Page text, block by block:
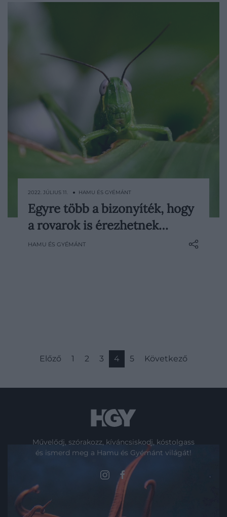
A rovarokat régóta ösztönös, agyatlan
teremtményeknek tekinti az emberiség,
2022. JÚLIUS 11. ● HAMU ÉS GYÉMÁNT
Egyre több a bizonyíték, hogy
a rovarok is érezhetnek…
HAMU ÉS GYÉMÁNT
Előző 1 2 3 4 5 Következő
Művelődj, szórakozz, kíváncsiskodj, kóstolgass
és ismerd meg a Hamu és Gyémánt világát!
ROVATOK